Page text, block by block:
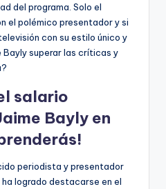
del programa. Solo el
el polémico presentador y si
con su estilo único y
Bayly superar las críticas y
salario
Bayly en
periodista y presentador
logrado destacarse en el